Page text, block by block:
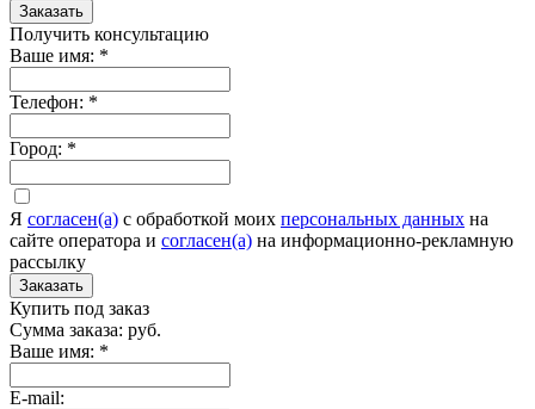
Заказать
Получить консультацию
Ваше имя: *
Телефон: *
Город: *
Я согласен(а) c обработкой моих персональных данных на
сайте оператора и согласен(а) на информационно-рекламную
рассылку
Заказать
Купить под заказ
Сумма заказа: руб.
Ваше имя: *
E-mail: